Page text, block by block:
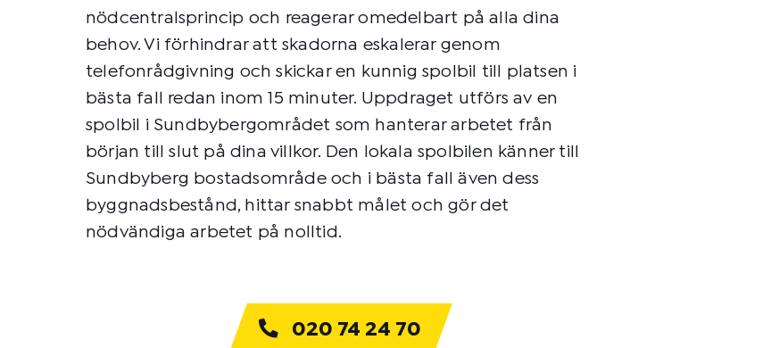
nödcentralsprincip och reagerar omedelbart på alla dina
behov. Vi förhindrar att skadorna eskalerar genom
telefonrådgivning och skickar en kunnig spolbil till platsen i
bästa fall redan inom 15 minuter. Uppdraget utförs av en
spolbil i Sundbybergområdet som hanterar arbetet från
början till slut på dina villkor. Den lokala spolbilen känner till
Sundbyberg bostadsområde och i bästa fall även dess
byggnadsbestånd, hittar snabbt målet och gör det
nödvändiga arbetet på nolltid.
020 74 24 70